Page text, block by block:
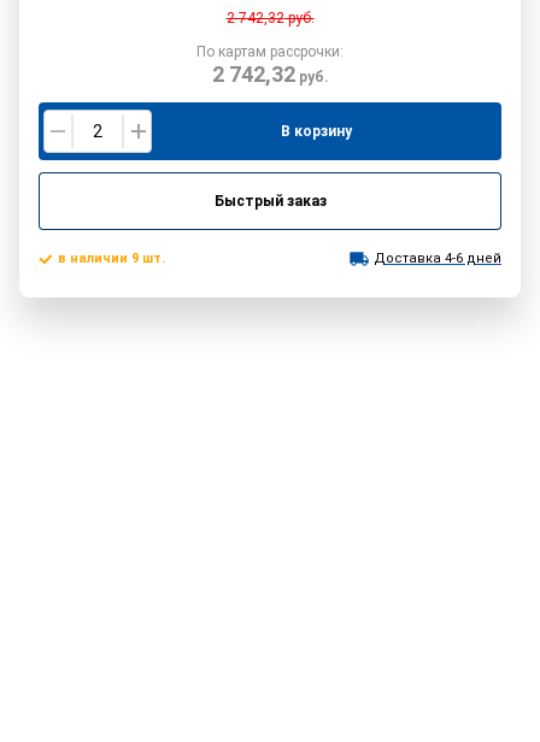
2 742,32руб.
По картам рассрочки:
2 742,32руб.
В корзину
Быстрый заказ
в наличии 9 шт. Доставка 4-6 дней